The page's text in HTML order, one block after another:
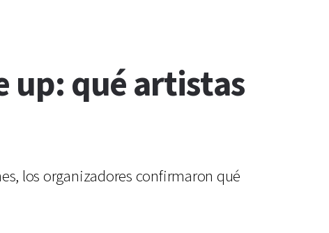
up: qué artistas
los organizadores confirmaron qué